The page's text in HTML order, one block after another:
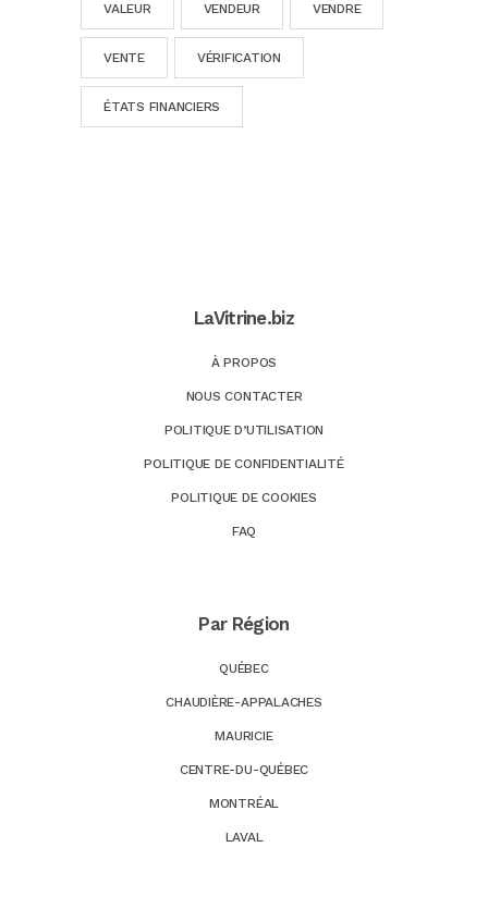
VALEUR VENDEUR VENDRE
VENTE VÉRIFICATION
ÉTATS FINANCIERS
LaVitrine.biz
À PROPOS
NOUS CONTACTER
POLITIQUE D’UTILISATION
POLITIQUE DE CONFIDENTIALITÉ
POLITIQUE DE COOKIES
FAQ
Par Région
QUÉBEC
CHAUDIÈRE-APPALACHES
MAURICIE
CENTRE-DU-QUÉBEC
MONTRÉAL
LAVAL